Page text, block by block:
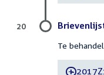
Te
-
20